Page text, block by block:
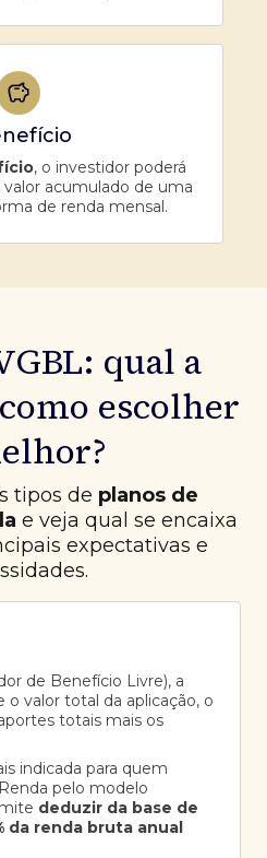
, o investidor poderá
acumulado de uma
de renda mensal.
qual a
escolher
tipos de planos de
e veja qual se encaixa
expectativas e
de Benefício Livre), a
valor total da aplicação, o
totais mais os
indicada para quem
pelo modelo
deduzir da base de
da renda bruta anual